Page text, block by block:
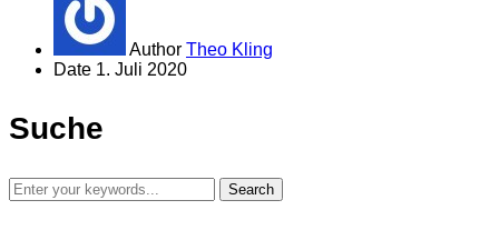
Author Theo Kling
Date 1. Juli 2020
Suche